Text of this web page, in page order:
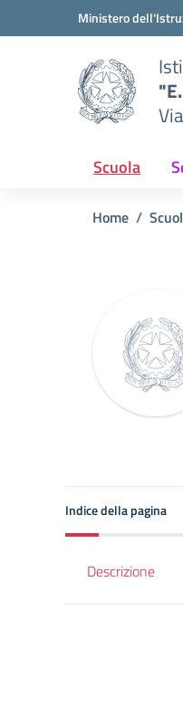
Vai ai contenuti
Vai al menu di navigazione
Ministero
Scuola
Home
Indice della pagina
Descrizione